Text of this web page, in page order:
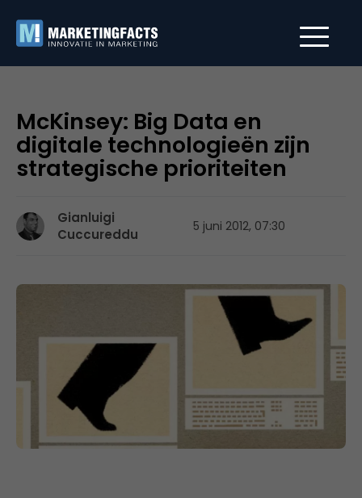
McKinsey: Big Data en
digitale technologieën zijn
strategische prioriteiten
Gianluigi
Cuccureddu
5 juni 2012, 07:30